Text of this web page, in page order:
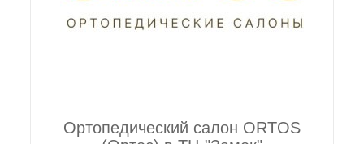
Ортопедический салон ORTOS